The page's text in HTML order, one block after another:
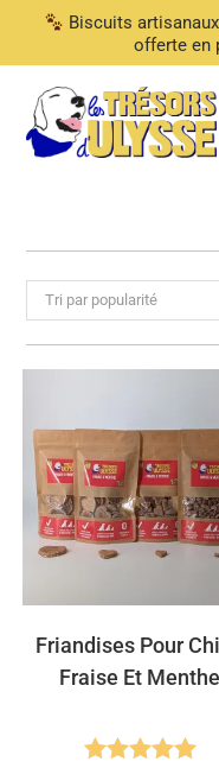
Biscuits
offerte en
Tri par popularité
Friandises Pour
Fraise Et Menthe